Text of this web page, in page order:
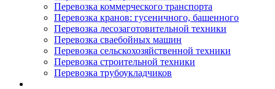
Перевозка коммерческого транспорта
Перевозка кранов: гусеничного, башенного
Перевозка лесозаготовительной техники
Перевозка сваебойных машин
Перевозка сельскохозяйственной техники
Перевозка строительной техники
Перевозка трубоукладчиков